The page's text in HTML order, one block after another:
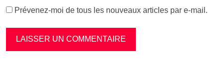
Prévenez-moi de tous les nouveaux articles par e-mail.